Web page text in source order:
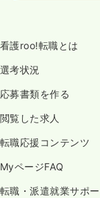
看護roo!転職とは
選考状況
応募書類を作る
閲覧した求人
転職応援コンテンツ
MyページFAQ
転職・派遣就業サポ